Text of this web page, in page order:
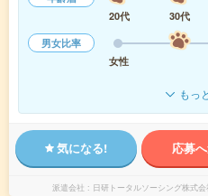
20代
30代
男女比率
女性
もっ
気になる! 応募
派遣会社 日研トータルソーシング株式